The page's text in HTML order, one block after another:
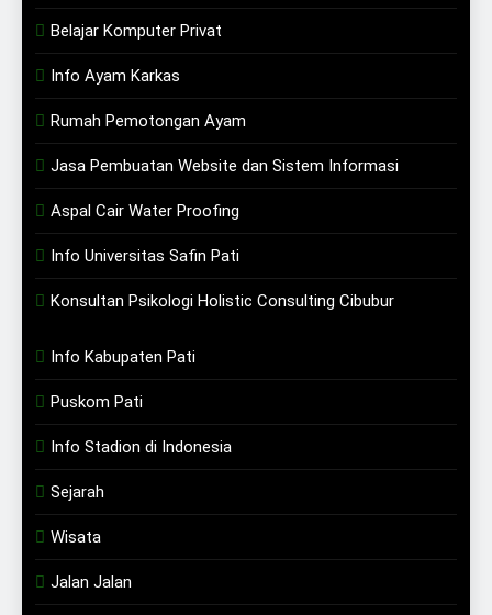
Belajar Komputer Privat
Info Ayam Karkas
Rumah Pemotongan Ayam
Jasa Pembuatan Website dan Sistem Informasi
Aspal Cair Water Proofing
Info Universitas Safin Pati
Konsultan Psikologi Holistic Consulting Cibubur
Info Kabupaten Pati
Puskom Pati
Info Stadion di Indonesia
Sejarah
Wisata
Jalan Jalan